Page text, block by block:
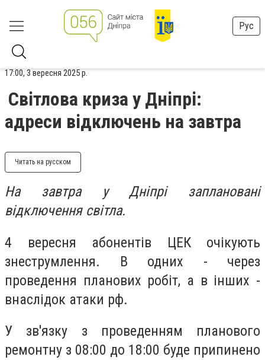
Рус
17:00, 3 вересня 2025 р.
Світлова криза у Дніпрі:
адреси відключень на завтра
Читать на русском
На завтра у Дніпрі заплановані
відключення світла.
4 вересня абонентів ЦЕК очікують
знеструмлення. В одних - через
проведення планових робіт, а в інших -
внаслідок атаки рф.
У зв'язку з проведенням планового
ремонтну з 08:00 до 18:00 буде припинено